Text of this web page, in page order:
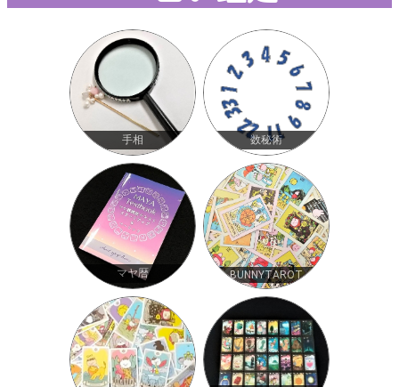
手相 数秘術
マヤ暦 BUNNYTAROT